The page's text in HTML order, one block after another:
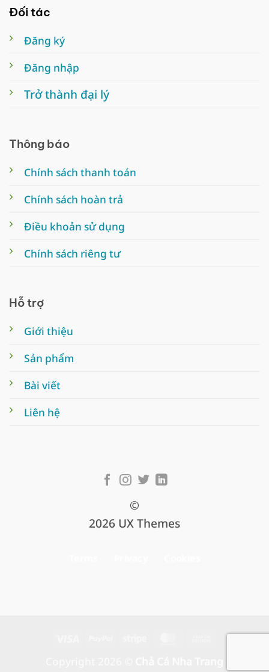
Đối tác
Đăng ký
Đăng nhập
Trở thành đại lý
Thông báo
Chính sách thanh toán
Chính sách hoàn trả
Điều khoản sử dụng
Chính sách riêng tư
Hỗ trợ
Giới thiệu
Sản phẩm
Bài viết
Liên hệ
©
2026 UX Themes
MasterCard
Cash